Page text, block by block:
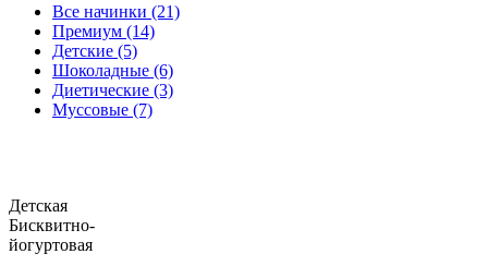
Все начинки (21)
Премиум (14)
Детские (5)
Шоколадные (6)
Диетические (3)
Муссовые (7)
Детская
Бисквитно-
йогуртовая